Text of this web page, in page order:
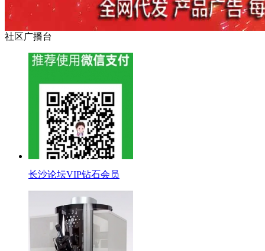
社区广播台
长沙论坛VIP钻石会员